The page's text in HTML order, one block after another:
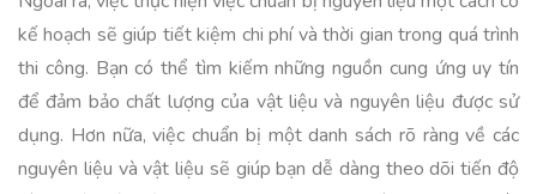
kế hoạch sẽ giúp tiết kiệm chi phí và thời gian trong quá trình
thi công. Bạn có thể tìm kiếm những nguồn cung ứng uy tín
để đảm bảo chất lượng của vật liệu và nguyên liệu được sử
dụng. Hơn nữa, việc chuẩn bị một danh sách rõ ràng về các
nguyên liệu và vật liệu sẽ giúp bạn dễ dàng theo dõi tiến độ